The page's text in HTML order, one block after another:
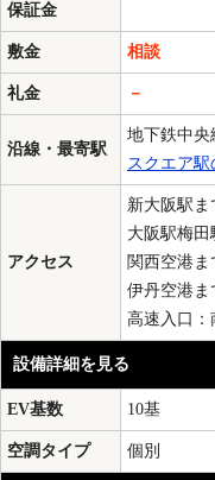
保証金
敷金 相談
礼金 －
沿線・最寄駅
地下鉄中
スクエア
アクセス
新大阪駅ま
大阪駅梅田
関西空港ま
伊丹空港ま
高速入口：
設備詳細を見る
EV基数 10基
空調タイプ 個別